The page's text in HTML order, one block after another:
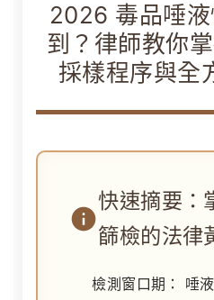
2026 毒品唾
到？律師教你
採樣程序與全
快速摘要：
篩檢的法律
檢測窗口期：
唾